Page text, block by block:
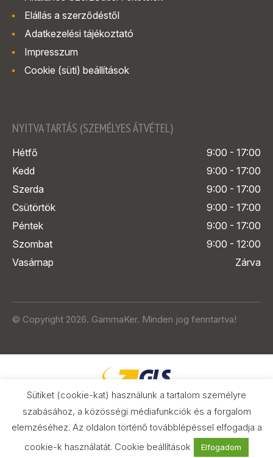
Elállás a szerződéstől
Adatkezelési tájékoztató
Impresszum
Cookie (süti) beállítások
NYITVA TARTÁS (SZEMÉLYES ÁTVÉTEL)
Hétfő
9:00 - 17:00
Kedd
9:00 - 17:00
Szerda
9:00 - 17:00
Csütörtök
9:00 - 17:00
Péntek
9:00 - 17:00
Szombat
9:00 - 12:00
Vasárnap
Zárva
© Copyright 2026. GammaKer. Minden jog fenntartva!
Árak és paraméterek összehasonlítása
Sütiket (cookie-kat) használunk a tartalom személyre
szabásához, a közösségi médiafunkciók és a forgalom
elemzéséhez. Az oldalon történő továbblépéssel elfogadja a
cookie-k használatát. Cookie beállítások Elfogadom